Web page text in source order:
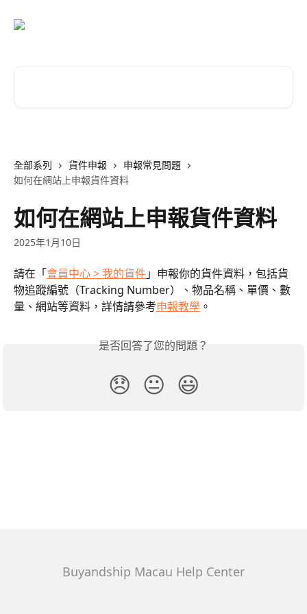
全部系列 貨件申報
申報常見問題
如何在網站上申報貨件資料
如何在網站上申報貨件資料
2025年1月10日
請在「會員中心 > 我的貨件」申報你的貨件資料，包括貨
物追蹤編號（Tracking Number）、物品名稱、單價、數
量、網站等資料，詳情請參考申報教學 。
是否回答了您的問題？
😞 😐 😃
Buyandship Macau Help Center